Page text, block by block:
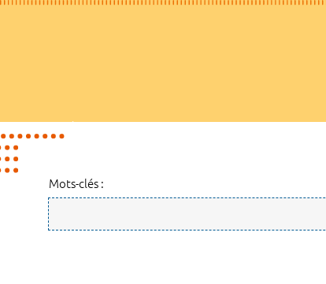
Mots-clés :